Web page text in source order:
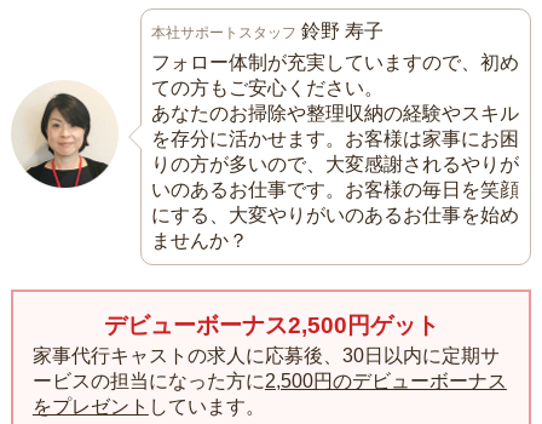
本社サポートスタッフ 鈴野 寿子
フォロー体制が充実していますので、初め
ての方もご安心ください。
あなたのお掃除や整理収納の経験やスキル
を存分に活かせます。お客様は家事にお困
りの方が多いので、大変感謝されるやりが
いのあるお仕事です。お客様の毎日を笑顔
にする、大変やりがいのあるお仕事を始め
ませんか？
デビューボーナス2,500円ゲット
家事代行キャストの求人に応募後、30日以内に定期サ
ービスの担当になった方に2,500円のデビューボーナス
をプレゼント しています。